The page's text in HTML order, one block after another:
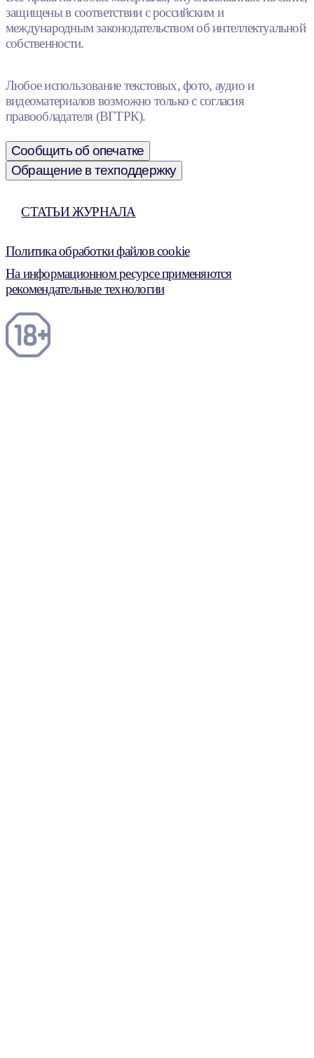
защищены в соответствии с российским и
международным законодательством об интеллектуальной
собственности.
Любое использование текстовых, фото, аудио и
видеоматериалов возможно только с согласия
правообладателя (ВГТРК).
Сообщить об опечатке
Обращение в техподдержку
СТАТЬИ ЖУРНАЛА
Политика обработки файлов cookie
На информационном ресурсе применяются
рекомендательные технологии